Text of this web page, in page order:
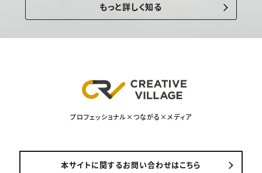
もっと詳しく知る
プロフェッショナル×つながる×メディア
本サイトに関するお問い合わせはこちら